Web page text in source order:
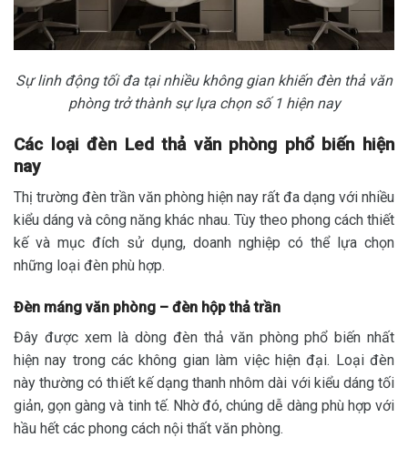
Sự linh động tối đa tại nhiều không gian khiến đèn thả văn
phòng trở thành sự lựa chọn số 1 hiện nay
Các loại đèn Led thả văn phòng phổ biến hiện
nay
Thị trường đèn trần văn phòng hiện nay rất đa dạng với nhiều
kiểu dáng và công năng khác nhau. Tùy theo phong cách thiết
kế và mục đích sử dụng, doanh nghiệp có thể lựa chọn
những loại đèn phù hợp.
Đèn máng văn phòng – đèn hộp thả trần
Đây được xem là dòng đèn thả văn phòng phổ biến nhất
hiện nay trong các không gian làm việc hiện đại. Loại đèn
này thường có thiết kế dạng thanh nhôm dài với kiểu dáng tối
giản, gọn gàng và tinh tế. Nhờ đó, chúng dễ dàng phù hợp với
hầu hết các phong cách nội thất văn phòng.